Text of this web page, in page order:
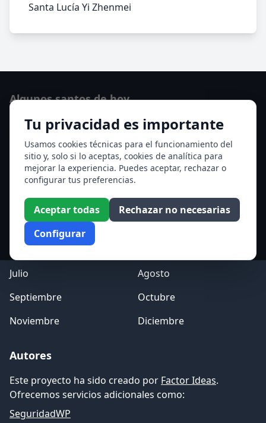
Santa Lucía Yi Zhenmei
Tu privacidad es importante
Usamos cookies técnicas para el funcionamiento del
sitio y, solo si lo aceptas, cookies de analítica para
mejorar la experiencia. Puedes aceptar, rechazar o
configurar tus preferencias.
Aceptar todas
Rechazar no necesarias
Configurar
Algunos santos de hoy
San Lorenzo
Ver todos los santos de hoy
Acceso a los Meses
Enero
Febrero
Marzo
Abril
Mayo
Julio
Agosto
Septiembre
Octubre
Noviembre
Diciembre
Autores
Este proyecto ha sido creado por Factor Ideas.
Ofrecemos servicios adicionales como:
SeguridadWP